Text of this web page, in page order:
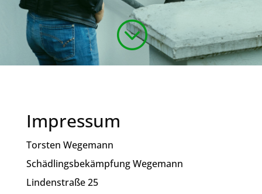
;
Impressum
Torsten Wegemann
Schädlingsbekämpfung Wegemann
Lindenstraße 25